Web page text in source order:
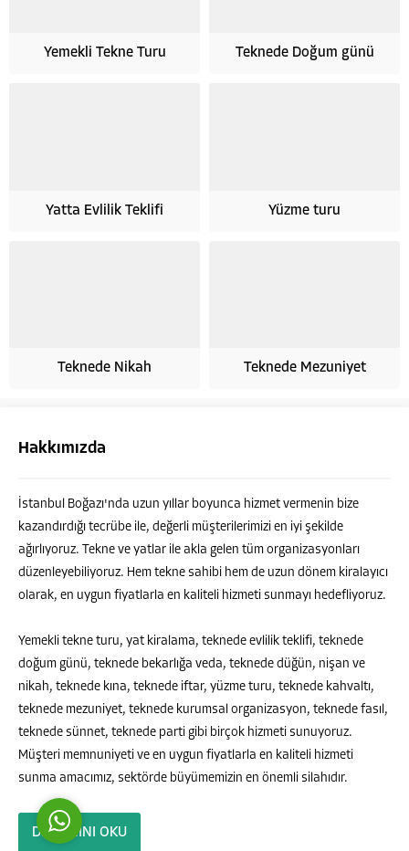
Yemekli Tekne Turu Teknede Doğum günü
Yatta Evlilik Teklifi Yüzme turu
Teknede Nikah Teknede Mezuniyet
Hakkımızda
İstanbul Boğazı'nda uzun yıllar boyunca hizmet vermenin bize
kazandırdığı tecrübe ile, değerli müşterilerimizi en iyi şekilde
ağırlıyoruz. Tekne ve yatlar ile akla gelen tüm organizasyonları
düzenleyebiliyoruz. Hem tekne sahibi hem de uzun dönem kiralayıcı
olarak, en uygun fiyatlarla en kaliteli hizmeti sunmayı hedefliyoruz.
Yemekli tekne turu, yat kiralama, teknede evlilik teklifi, teknede
doğum günü, teknede bekarlığa veda, teknede düğün, nişan ve
nikah, teknede kına, teknede iftar, yüzme turu, teknede kahvaltı,
teknede mezuniyet, teknede kurumsal organizasyon, teknede fasıl,
teknede sünnet, teknede parti gibi birçok hizmeti sunuyoruz.
Müşteri memnuniyeti ve en uygun fiyatlarla en kaliteli hizmeti
sunma amacımız, sektörde büyümemizin en önemli silahıdır.
DEVAMINI OKU
Kemal UZUN
Cevap Yaz